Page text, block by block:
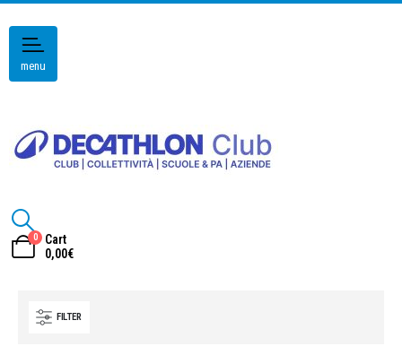
menu
0
Cart
0,00€
FILTER